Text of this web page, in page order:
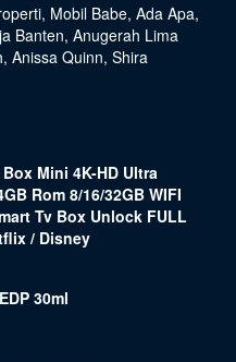
, Mobil Babe, Ada Apa,
Banten, Anugerah Lima
, Anissa Quinn, Shira
Mini 4K-HD Ultra
Rom 8/16/32GB WIFI
Tv Box Unlock FULL
/ Disney
30ml